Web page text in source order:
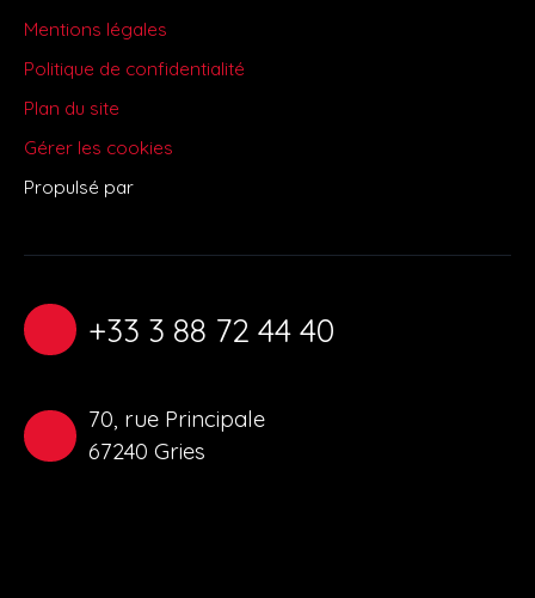
Mentions légales
Politique de confidentialité
Plan du site
Gérer les cookies
Propulsé par
+33 3 88 72 44 40
70, rue Principale
67240 Gries